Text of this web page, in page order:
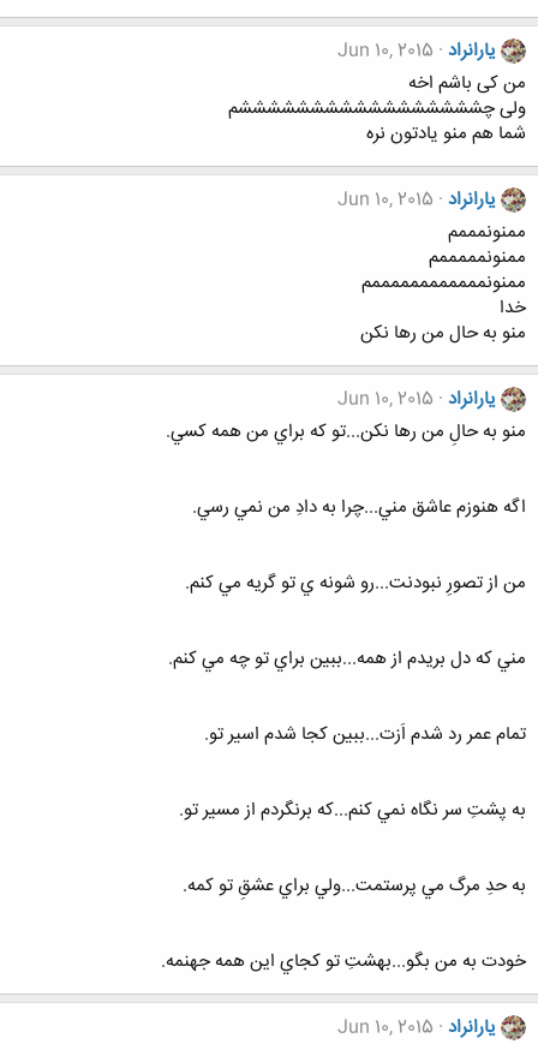
یارانراد Jun 10, 2015
من کی باشم اخه
ولی چشششششششششششششششششم
شما هم منو یادتون نره
یارانراد Jun 10, 2015
ممنونمممم
ممنونمممممم
ممنونممممممممممممم
خدا
منو به حال من رها نکن
یارانراد Jun 10, 2015
منو به حالِ من رها نکن...تو که براي من همه کسي.
اگه هنوزم عاشق مني...چرا به دادِ من نمي رسي.
من از تصورِ نبودنت...رو شونه ي تو گريه مي کنم.
مني که دل بريدم از همه...ببين براي تو چه مي کنم.
تمام عمر رد شدم اَزت...ببين کجا شدم اسير تو.
به پشتِ سر نگاه نمي کنم...که برنگردم از مسير تو.
به حدِ مرگ مي پرستمت...ولي براي عشقِ تو کمه.
خودت به من بگو...بهشتِ تو کجاي اين همه جهنمه.
یارانراد Jun 10, 2015